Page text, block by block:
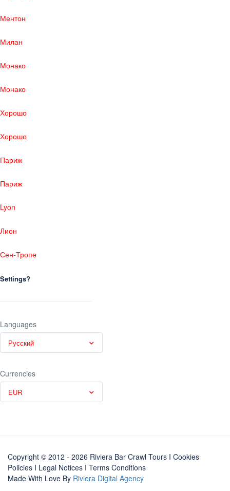
Ментон
Милан
Монако
Монако
Хорошо
Хорошо
Париж
Париж
Lyon
Лион
Сен-Тропе
Settings?
Languages
Русский
Currencies
EUR
Copyright © 2012 - 2026 Riviera Bar Crawl Tours I Cookies
Policies I Legal Notices I Terms Conditions
Made With Love By Riviera Digital Agency